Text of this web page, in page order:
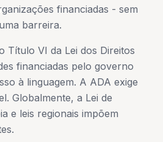
financiadas - sem
barreira.
Título VI da Lei dos Direitos
financiadas pelo governo
à linguagem. A ADA exige
Globalmente, a Lei de
e leis regionais impõem